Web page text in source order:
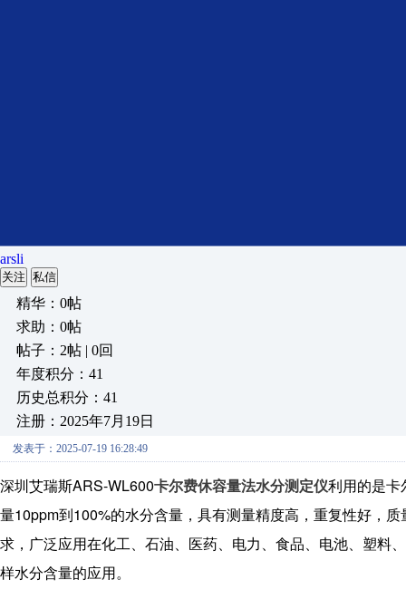
arsli
关注 私信
精华：0帖
求助：0帖
帖子：2帖 | 0回
年度积分：41
历史总积分：41
注册：2025年7月19日
发表于：2025-07-19 16:28:49
深圳艾瑞斯ARS-WL600卡尔费休容量法水分测定仪利用的是卡
量10ppm到100%的水分含量，具有测量精度高，重复性好，
求，广泛应用在化工、石油、医药、电力、食品、电池、塑料
样水分含量的应用。